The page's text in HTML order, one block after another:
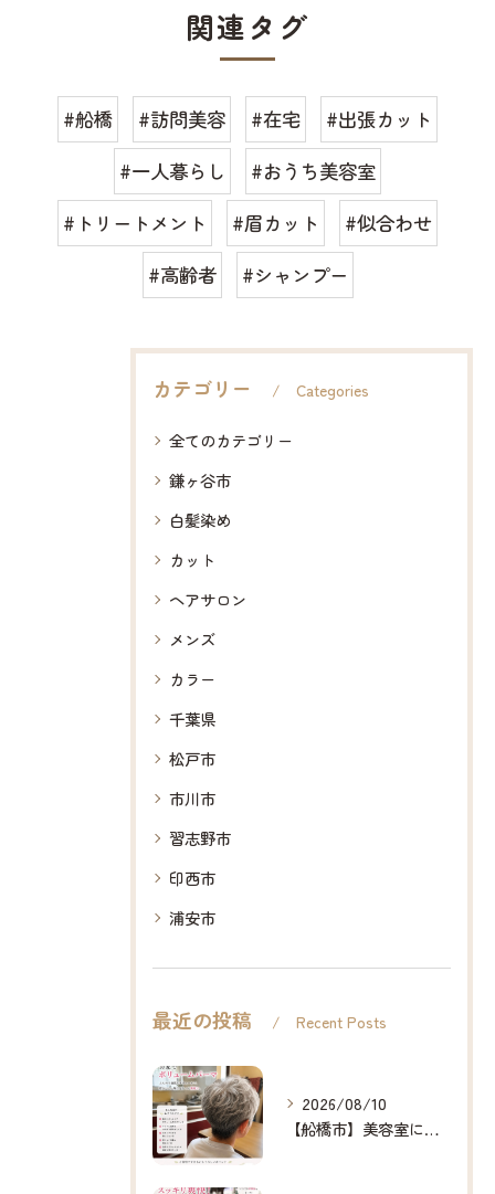
関連タグ
#船橋 #訪問美容 #在宅
#出張カット
#一人暮らし
#おうち美容室
#トリートメント
#眉カット
#似合わせ
#高齢者
#シャンプー
カテゴリー Categories
全てのカテゴリー
鎌ヶ谷市
白髪染め
カット
ヘアサロン
メンズ
カラー
千葉県
松戸市
市川市
習志野市
印西市
浦安市
最近の投稿 Recent Posts
2026/08/10
【船橋市】美容室に行けない…をなくしたい✂️✨